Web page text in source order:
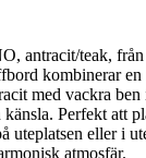
antracit/teak,
kombinerar
med vackra
Perfekt att
uteplatsen eller i
atmosfär.